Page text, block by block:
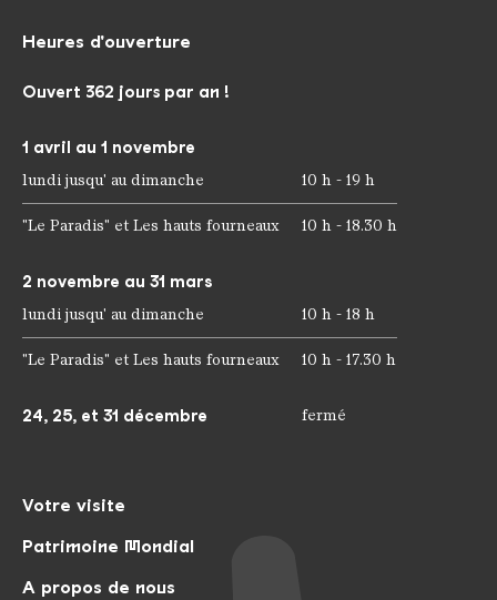
Votre visite
Patrimoine Mondial
A propos de nous
Heures d'ouverture
Ouvert 362 jours par an !
1 avril au 1 novembre
lundi jusqu' au dimanche 10 h - 19 h
"Le Paradis" et Les hauts fourneaux 10 h - 18.30 h
2 novembre au 31 mars
lundi jusqu' au dimanche 10 h - 18 h
"Le Paradis" et Les hauts fourneaux 10 h - 17.30 h
24, 25, et 31 décembre fermé